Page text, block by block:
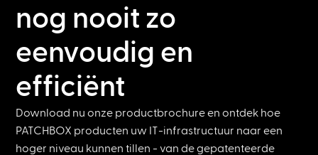
nog nooit zo
eenvoudig en
efficiënt
Download nu onze productbrochure en ontdek hoe
PATCHBOX producten uw IT-infrastructuur naar een
hoger niveau kunnen tillen - van de gepatenteerde